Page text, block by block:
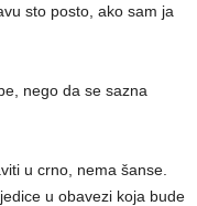
sto posto, ako sam ja
nego da se sazna
u crno, nema šanse.
u obavezi koja bude